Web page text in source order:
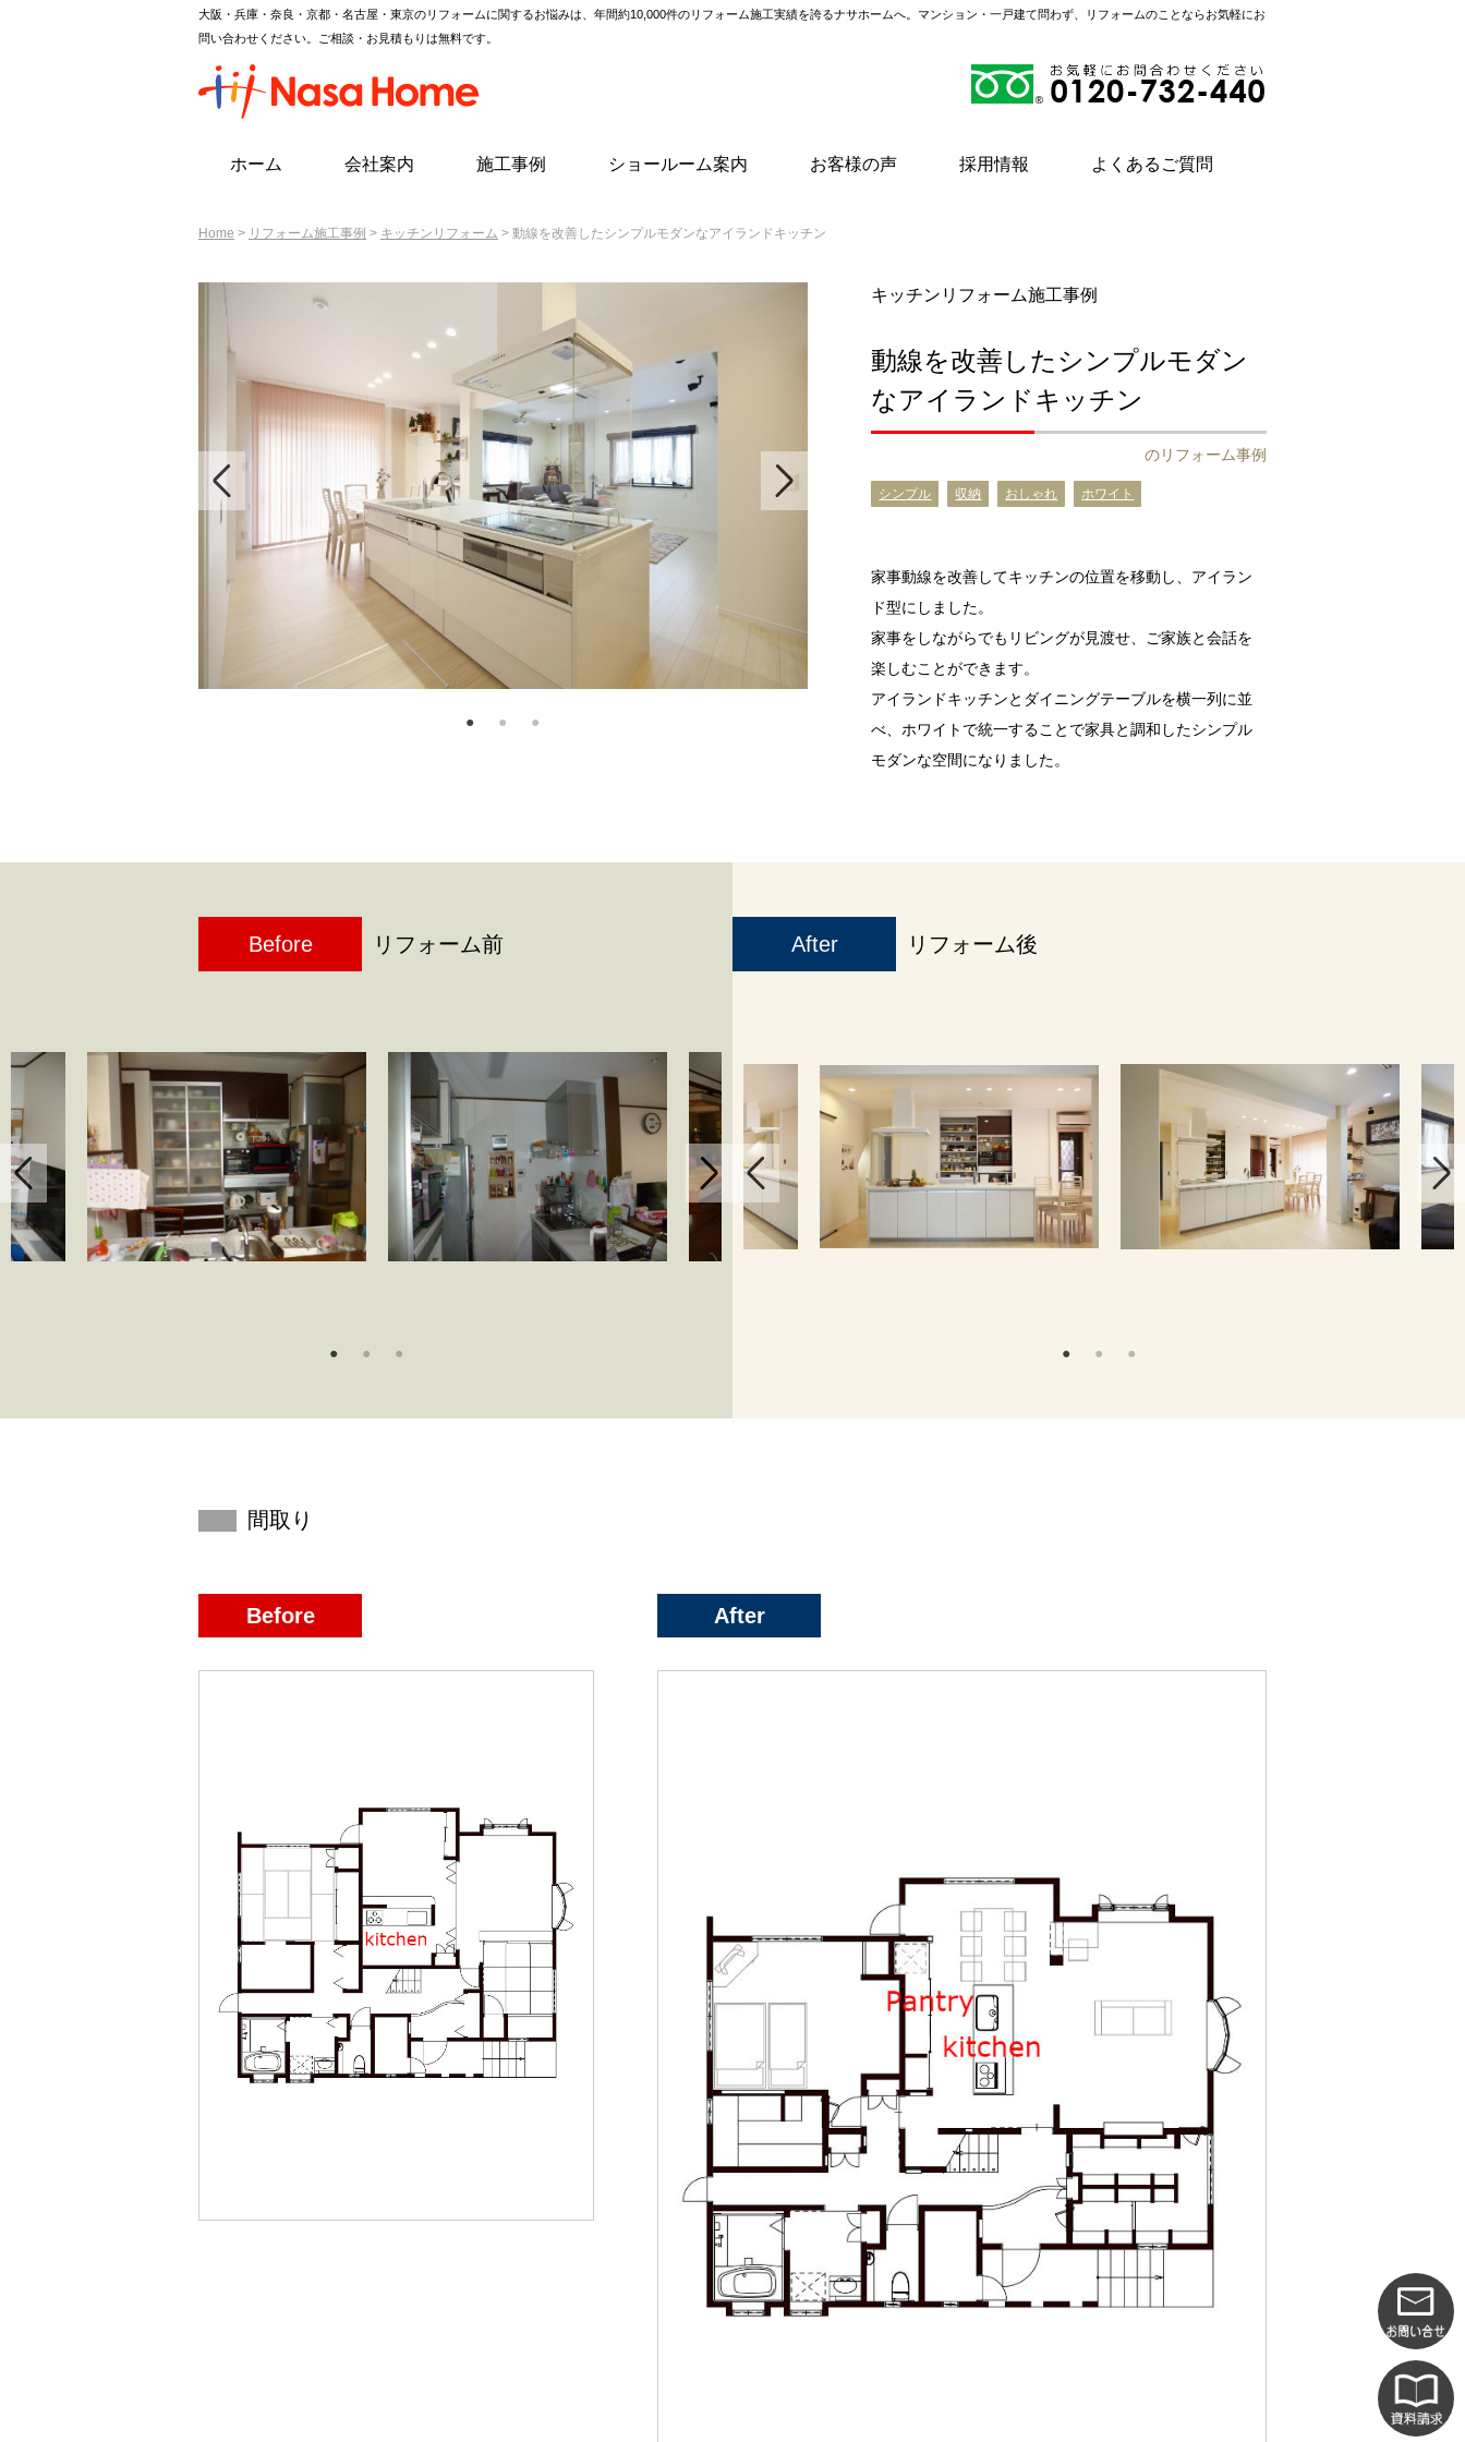
大阪・兵庫・奈良・京都・名古屋・東京のリフォームに関するお悩みは、年間約10,000件のリフォーム施工実績を誇るナサホームへ。マンション・一戸建て問わず、リフォームのことならお気軽にお
問い合わせください。ご相談・お見積もりは無料です。
ホーム 会社案内 施工事例 ショールーム案内 お客様の声 採用情報 よくあるご質問
Home > リフォーム施工事例 > キッチンリフォーム > 動線を改善したシンプルモダンなアイランドキッチン
キッチンリフォーム施工事例
動線を改善したシンプルモダン
なアイランドキッチン
のリフォーム事例
シンプル 収納 おしゃれ ホワイト
家事動線を改善してキッチンの位置を移動し、アイラン
ド型にしました。
家事をしながらでもリビングが見渡せ、ご家族と会話を
楽しむことができます。
アイランドキッチンとダイニングテーブルを横一列に並
べ、ホワイトで統一することで家具と調和したシンプル
モダンな空間になりました。
Before リフォーム前 After リフォーム後
間取り
Before After